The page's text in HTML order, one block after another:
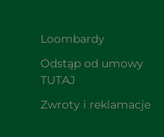
Loombardy
Odstąp od umowy
TUTAJ
Zwroty i reklamacje